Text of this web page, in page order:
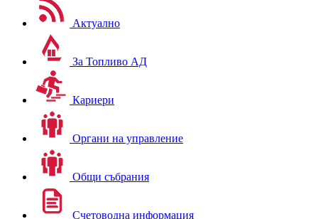
Актуално
За Топливо АД
Кариери
Органи на управление
Общи събрания
Счетоводна информация